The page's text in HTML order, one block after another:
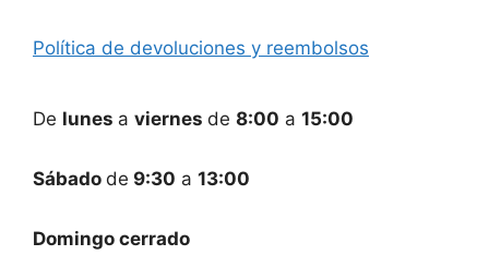
Política de devoluciones y reembolsos
De lunes a viernes de 8:00 a 15:00
Sábado de 9:30 a 13:00
Domingo cerrado